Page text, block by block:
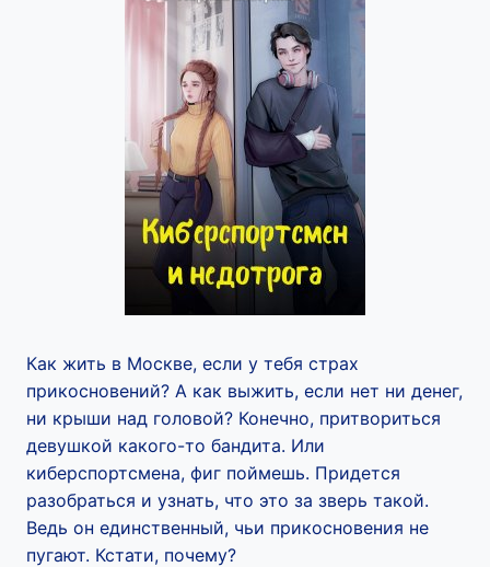
Как жить в Москве, если у тебя страх
прикосновений? А как выжить, если нет ни денег,
ни крыши над головой? Конечно, притвориться
девушкой какого-то бандита. Или
киберспортсмена, фиг поймешь. Придется
разобраться и узнать, что это за зверь такой.
Ведь он единственный, чьи прикосновения не
пугают. Кстати, почему?